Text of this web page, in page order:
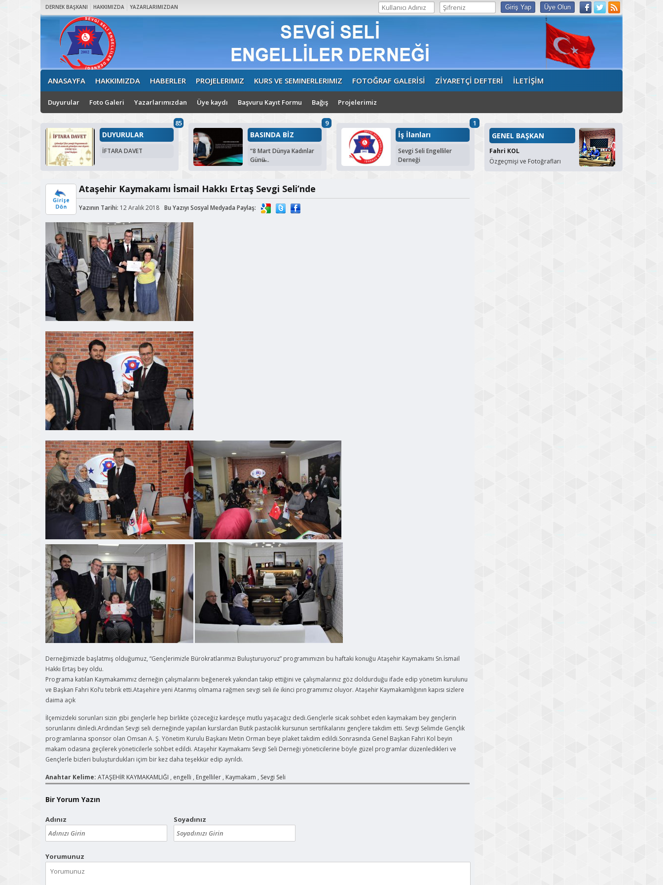
DERNEK BAŞKANI HAKKIMIZDA YAZARLARIMIZDAN
ANASAYFA HAKKIMIZDA HABERLER PROJELERIMIZ KURS VE SEMINERLERIMIZ FOTOĞRAF GALERİSİ ZİYARETÇİ DEFTERİ İLETİŞİM
Duyurular Foto Galeri Yazarlarımızdan Üye kaydı Başvuru Kayıt Formu Bağış Projelerimiz
85
DUYURULAR
İFTARA DAVET
9
BASINDA BİZ
“8 Mart Dünya Kadınlar
Günü̶...
1
İş İlanları
Sevgi Seli Engelliler
Derneği
GENEL BAŞKAN
Fahri KOL
Özgeçmişi ve Fotoğrafları
Ataşehir Kaymakamı İsmail Hakkı Ertaş Sevgi Seli’nde
Yazının Tarihi: 12 Aralık 2018 Bu Yazıyı Sosyal Medyada Paylaş:
Derneğimizde başlatmış olduğumuz, “Gençlerimizle Bürokratlarımızı Buluşturuyoruz” programımızın bu haftaki konuğu Ataşehir Kaymakamı Sn.İsmail
Hakkı Ertaş bey oldu.
Programa katılan Kaymakamımız derneğin çalışmalarını beğenerek yakından takip ettiğini ve çalışmalarınız göz doldurduğu ifade edip yönetim kurulunu
ve Başkan Fahri Kol’u tebrik etti.Ataşehire yeni Atanmış olmama rağmen sevgi seli ile ikinci programımız oluyor. Ataşehir Kaymakamlığının kapısı sizlere
daima açık
İlçemizdeki sorunları sizin gibi gençlerle hep birlikte çözeceğiz kardeşçe mutlu yaşacağız dedi.Gençlerle sicak sohbet eden kaymakam bey gençlerin
sorunlarını dinledi.Ardından Sevgi seli derneğinde yapılan kurslardan Butik pastacılık kursunun sertifikalarını gençlere takdim etti. Sevgi Selimde Gençlik
programlarına sponsor olan Omsan A. Ş. Yönetim Kurulu Başkanı Metin Orman beye plaket takdim edildi.Sonrasında Genel Başkan Fahri Kol beyin
makam odasına geçilerek yöneticilerle sohbet edildi. Ataşehir Kaymakamı Sevgi Seli Derneği yöneticilerine böyle güzel programlar düzenledikleri ve
Gençlerle bizleri buluşturdukları içim bir kez daha teşekkür edip ayrıldı.
Anahtar Kelime: ATAŞEHİR KAYMAKAMLIĞI , engelli , Engelliler , Kaymakam , Sevgi Seli
Bir Yorum Yazın
Adınız Soyadınız
Yorumunuz